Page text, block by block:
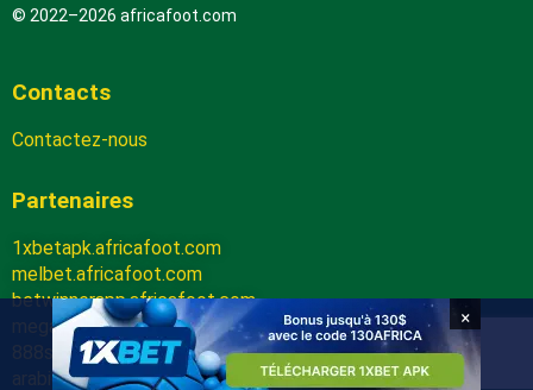
© 2022–2026 africafoot.com
Contacts
Contactez-nous
Partenaires
1xbetapk.africafoot.com
melbet.africafoot.com
betwinnerapp.africafoot.com
megapari.africafoot.com
888starz.africafoot.com
arabic.africafoot.com
×